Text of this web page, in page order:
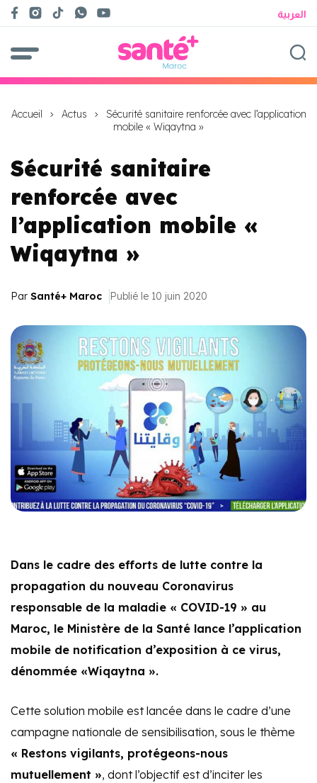
العربية
Accueil Actus
Sécurité sanitaire renforcée avec l’application
mobile « Wiqaytna »
Sécurité sanitaire
renforcée avec
l’application mobile «
Wiqaytna »
Par Santé+ Maroc Publié le 10 juin 2020
Dans le cadre des efforts de lutte contre la
propagation du nouveau Coronavirus
responsable de la maladie « COVID-19 » au
Maroc, le Ministère de la Santé lance l’application
mobile de notification d’exposition à ce virus,
dénommée «Wiqaytna ».
Cette solution mobile est lancée dans le cadre d’une
campagne nationale de sensibilisation, sous le thème
« Restons vigilants, protégeons-nous
mutuellement », dont l’objectif est d’inciter les